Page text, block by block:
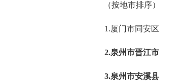
（按地市排序）
1.厦门市同安区
2.泉州市晋江市
3.泉州市安溪县